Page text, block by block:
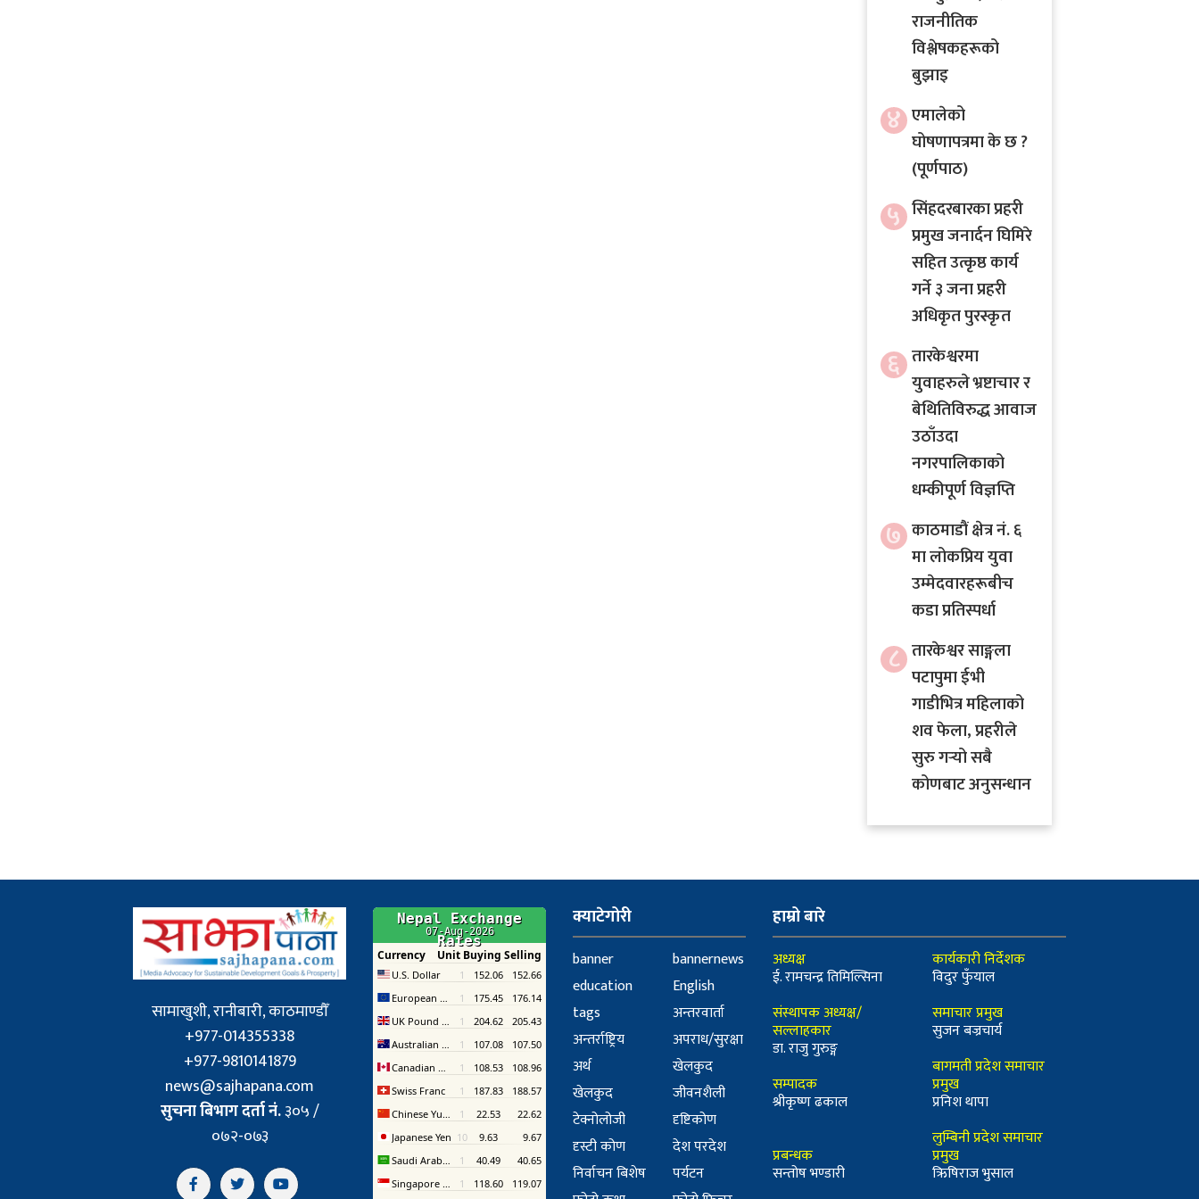
राजनीतिक
विश्लेषकहरूको
बुझाइ
४ एमालेको
घोषणापत्रमा के छ ?
(पूर्णपाठ)
५ सिंहदरबारका प्रहरी
प्रमुख जनार्दन घिमिरे
सहित उत्कृष्ठ कार्य
गर्ने ३ जना प्रहरी
अधिकृत पुरस्कृत
६ तारकेश्वरमा
युवाहरुले भ्रष्टाचार र
बेथितिविरुद्ध आवाज
उठाँउदा
नगरपालिकाको
धम्कीपूर्ण विज्ञप्ति
७ काठमाडौं क्षेत्र नं. ६
मा लोकप्रिय युवा
उम्मेदवारहरूबीच
कडा प्रतिस्पर्धा
८ तारकेश्वर साङ्गला
पटापुमा ईभी
गाडीभित्र महिलाको
शव फेला, प्रहरीले
सुरु गर्‍यो सबै
कोणबाट अनुसन्धान
सामाखुशी, रानीबारी, काठमाण्डौँ
+977-014355338
+977-9810141879
news@sajhapana.com
सुचना बिभाग दर्ता नं.३०५ /
०७२-०७३
क्याटेगोरी
banner
bannernews
education
English
tags
अन्तरवार्ता
अन्तर्राष्ट्रिय
अपराध/सुरक्षा
अर्थ
खेलकुद
खेलकुद
जीवनशैली
टेक्नोलोजी
दृष्टिकोण
दृस्टी कोण
देश परदेश
निर्वाचन बिशेष
पर्यटन
हाम्रो बारे
अध्यक्ष
ई. रामचन्द्र तिमिल्सिना
संस्थापक अध्यक्ष/
सल्लाहकार
डा. राजु गुरुङ्ग
सम्पादक
श्रीकृष्ण ढकाल
प्रबन्धक
सन्तोष भण्डारी
कार्यकारी निर्देशक
विदुर फुँयाल
समाचार प्रमुख
सुजन बज्रचार्य
बागमती प्रदेश समाचार
प्रमुख
प्रनिश थापा
लुम्बिनी प्रदेश समाचार
प्रमुख
ऋिषिराज भुसाल